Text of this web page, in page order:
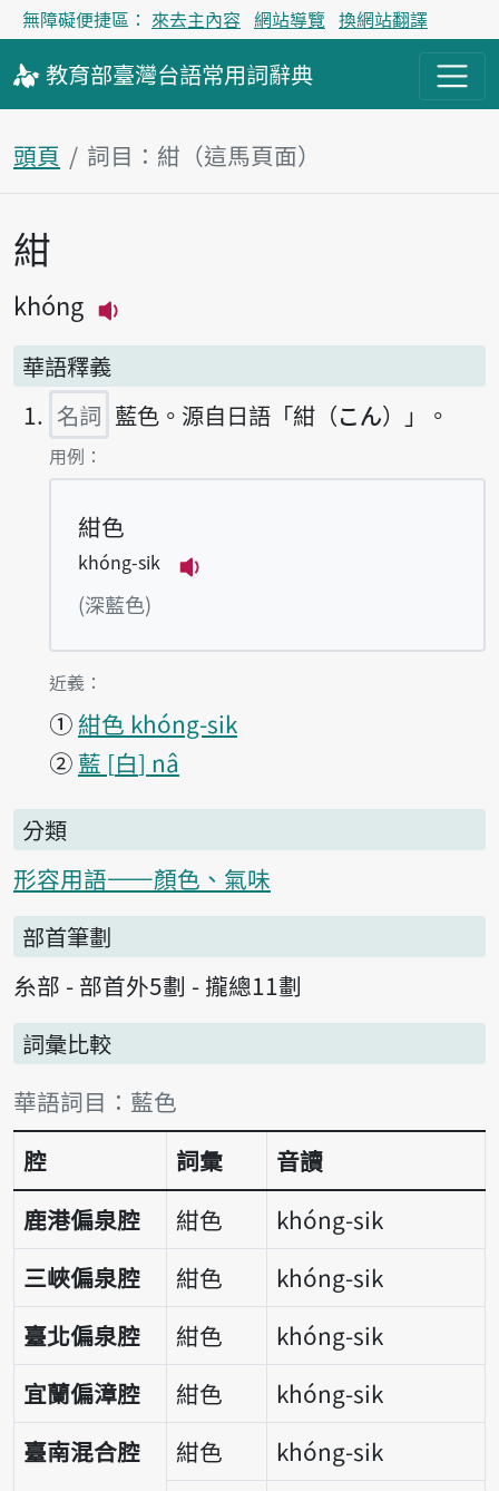
無障礙便捷區： 來去主內容 網站導覽 換網站翻譯
教育部臺灣台語常用詞辭典
頭頁 詞目：紺（這馬頁面）
主內容區
紺
khóng
華語釋義
名詞 藍色。源自日語「紺（こん）」。
第1項釋義的
用例：
紺色
khóng-sik
(深藍色)
第1項釋義的
近義：
① 紺色 khóng-sik
② 藍 白 nâ
分類
形容用語——顏色、氣味
部首筆劃
糸部 - 部首外5劃 - 攏總11劃
詞彙比較
詞彙比較表
華語詞目：藍色
腔
詞彙
音讀
鹿港偏泉腔
紺色
khóng-sik
三峽偏泉腔
紺色
khóng-sik
臺北偏泉腔
紺色
khóng-sik
宜蘭偏漳腔
紺色
khóng-sik
臺南混合腔
紺色
khóng-sik